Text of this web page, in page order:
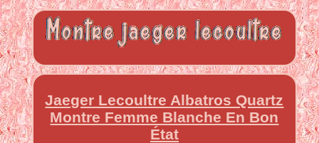
Jaeger Lecoultre Albatros Quartz
Montre Femme Blanche En Bon
État